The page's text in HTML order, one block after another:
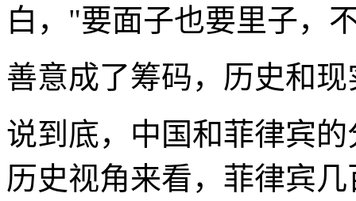
白，"要面子也要里子，
善意成了筹码，历史和
说到底，中国和菲律宾
历史视角来看，菲律宾